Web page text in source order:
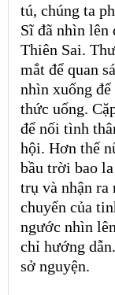
tú, chúng ta
Sĩ đã nhìn lên
Thiên Sai.
mắt để quan
nhìn xuống
thức uống.
để nối tình
hội. Hơn thế
bầu trời bao
trụ và nhận ra
chuyển của
ngước nhìn
chỉ hướng
sở nguyện.